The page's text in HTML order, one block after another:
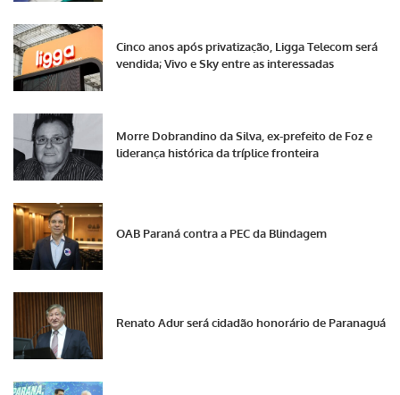
Cinco anos após privatização, Ligga Telecom será
vendida; Vivo e Sky entre as interessadas
Morre Dobrandino da Silva, ex-prefeito de Foz e
liderança histórica da tríplice fronteira
OAB Paraná contra a PEC da Blindagem
Renato Adur será cidadão honorário de Paranaguá